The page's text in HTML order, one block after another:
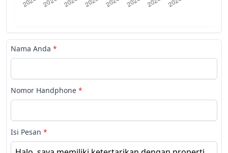
Nama Anda *
Nomor Handphone *
Isi Pesan *